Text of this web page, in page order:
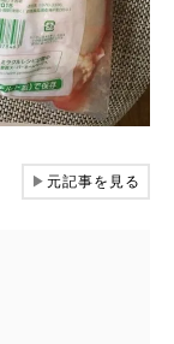
▶元記事を見る